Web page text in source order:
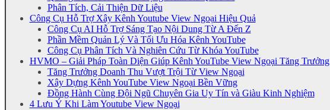
Phân Tích, Cải Thiện Dữ Liệu
Công Cụ Hỗ Trợ Xây Kênh Youtube View Ngoại Hiệu Quả
Công Cụ AI Hỗ Trợ Sáng Tạo Nội Dung Từ A Đến Z
Phần Mềm Quản Lý Và Tối Ưu Hóa Kênh YouTube
Công Cụ Phân Tích Và Nghiên Cứu Từ Khóa YouTube
HVMO – Giải Pháp Toàn Diện Giúp Kênh YouTube View Ngoại Tăng Trưởng
Tăng Trưởng Doanh Thu Vượt Trội Từ View Ngoại
Xây Dựng Kênh YouTube View Ngoại Bền Vững
Đồng Hành Cùng Đội Ngũ Chuyên Gia Uy Tín và Giàu Kinh Nghiệm
4 Lưu Ý Khi Làm Youtube View Ngoại